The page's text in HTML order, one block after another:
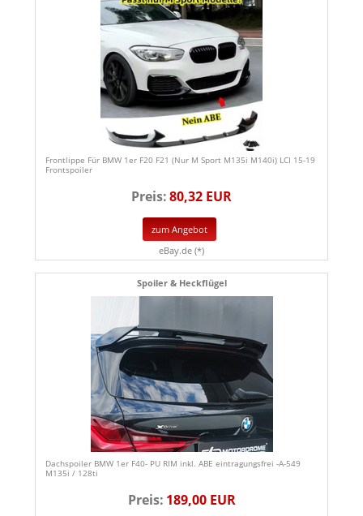
Frontlippe Für BMW 1er F20 F21 (Nur M Sport M135i M140i) LCI 15-19
Frontspoiler
Preis:80,32 EUR
zum Angebot
eBay.de (*)
Spoiler & Heckflügel
Dachspoiler BMW 1er F40- PU RIM inkl. ABE eintragungsfrei -A-549
M135i / 128ti
Preis: 189,00 EUR